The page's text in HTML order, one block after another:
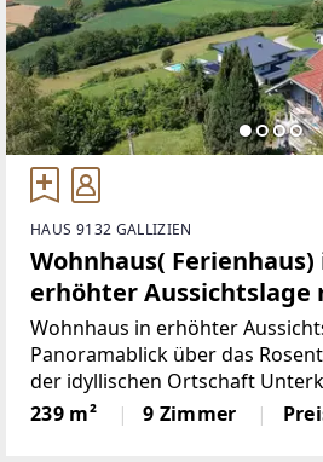
HAUS 9132 GALLIZIEN
Wohnhaus(
erhöhter
sonnigen Grundstück
Quelle
Wohnhaus in erhöhter
Panoramablick über das
der idyllischen Ortschaft
Gallizien, präsentiert sich
Immobilie in sonniger und
239 m² 9 Zimmer